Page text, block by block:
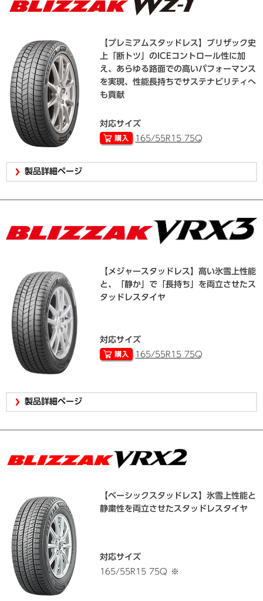
【プレミアムスタッドレス】ブリザック史
上「断トツ」のICEコントロール性に加
え、あらゆる路面での高いパフォーマンス
を実現、性能長持ちでサステナビリティへ
も貢献
対応サイズ
165/55R15 75Q
製品詳細ページ
【メジャースタッドレス】高い氷雪上性能
と、「静か」で「長持ち」を両立させたス
タッドレスタイヤ
対応サイズ
165/55R15 75Q
製品詳細ページ
【ベーシックスタッドレス】氷雪上性能と
静粛性を両立させたスタッドレスタイヤ
対応サイズ
165/55R15 75Q
※